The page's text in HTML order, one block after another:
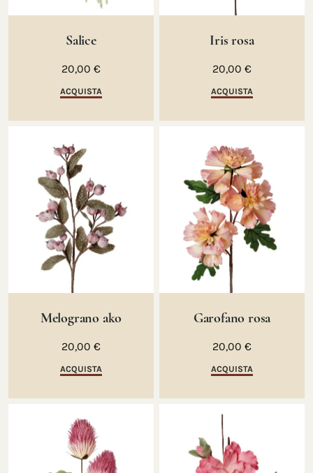
Salice
20,00 €
ACQUISTA
Iris rosa
20,00 €
ACQUISTA
Melograno ako
20,00 €
ACQUISTA
Garofano rosa
20,00 €
ACQUISTA